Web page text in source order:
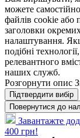
можете
файлів cookie або
заголовки
налаштування.
подібні
релевантного
наших служб.
Розгорнути опис
Підтвердити вибір
Повернутися до
Завантажте
400 грн!